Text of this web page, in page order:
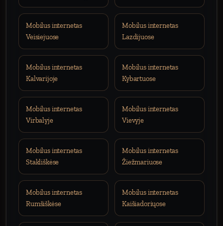
Mobilus internetas
Veisiejuose
Mobilus internetas
Lazdijuose
Mobilus internetas
Kalvarijoje
Mobilus internetas
Kybartuose
Mobilus internetas
Virbalyje
Mobilus internetas
Vievyje
Mobilus internetas
Stakliškėse
Mobilus internetas
Žiežmariuose
Mobilus internetas
Rumšiškėse
Mobilus internetas
Kaišiadoriųose